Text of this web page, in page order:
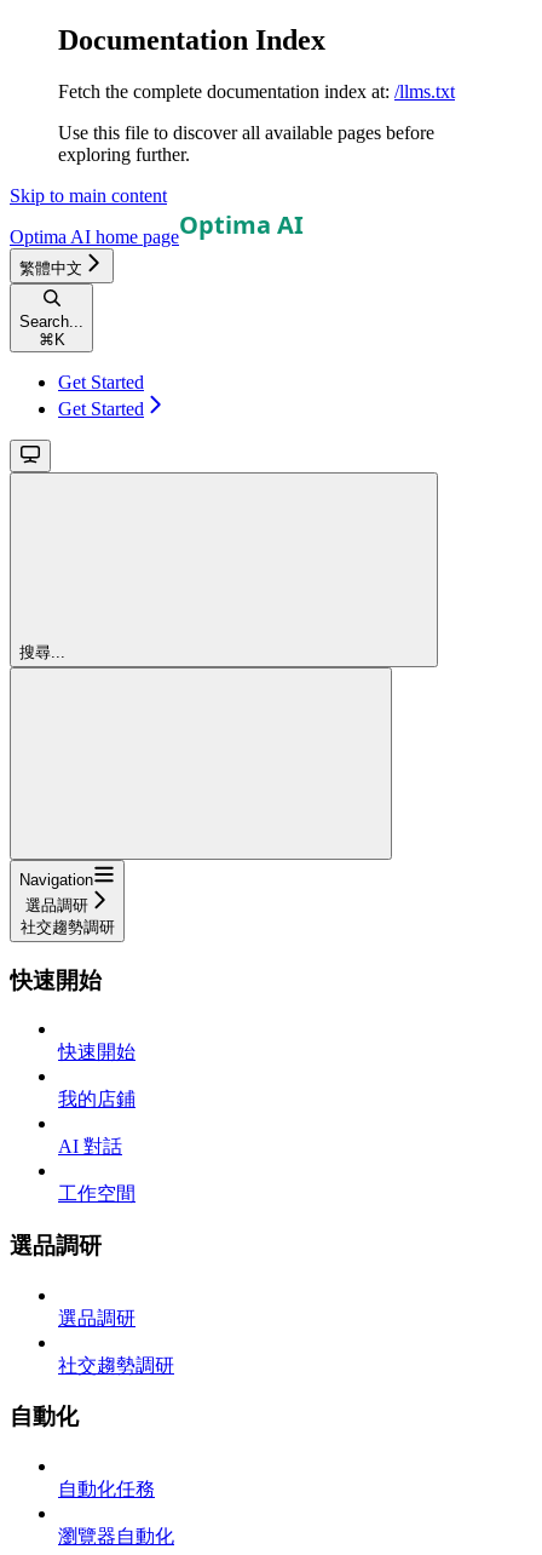
Documentation Index
Fetch the complete documentation index at: /llms.txt
Use this file to discover all available pages before
exploring further.
Skip to main content
Optima AI home page
繁體中文
Search...
⌘ K
Get Started
Get Started
搜尋...
Navigation
選品調研
社交趨勢調研
快速開始
快速開始
我的店鋪
AI 對話
工作空間
選品調研
選品調研
社交趨勢調研
自動化
自動化任務
瀏覽器自動化